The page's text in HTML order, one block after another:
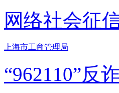
网络社会征
上海市工商管理局
“962110”反